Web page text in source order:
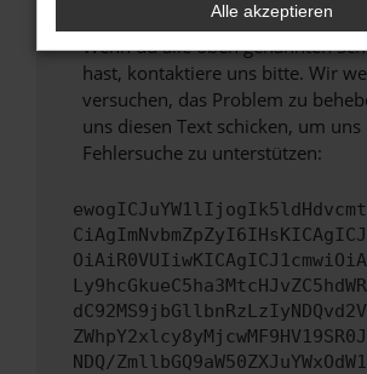
Wende dich an den
Wenn du alle oben genannten
hast, kontaktiere uns bitte. Wir
versuchen, das Problem zu
uns diesen Text schicken, um uns
Fehlersuche zu unterstützen:
NDQ/
Alle akzeptieren